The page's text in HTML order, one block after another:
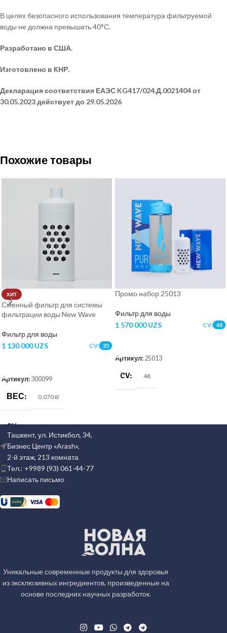
В целях безопасного использования температура фильтруемой
воды не должна превышать 40°С.
Разработано в США.
Изготовлено в КНР.
Декларация соответствия ЕАЭС KG417/024.Д.0021404 от
30.05.2023 действует до 29.05.2026
Похожие товары
ХИТ
Сменный фильтр для системы
фильтрации воды New Wave
Фильтр для воды
1 130 000UZS CV: 35
Артикул: 300099
ВЕС 0,070 кг
CV 35
КОД УПАКОВКИ
1859459
КОД ИКПУ
Промо набор 25013
Фильтр для воды
1 570 000UZS CV: 48
Артикул: 25013
CV 48
Ташкент, ул. Истикбол, 34,
Бизнес Центр «Arash»,
2-й этаж, 213 комната
Тел.: +9989 (93) 061-44-77
Написать письмо
Уникальные современные продукты для здоровья
из эксклюзивных ингредиентов, произведенные на
основе последних научных разработок.